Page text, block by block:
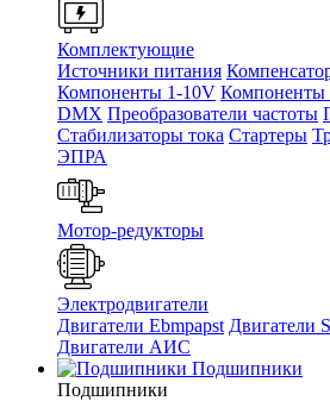
Комплектующие
Источники питания
Компоненты 1-10V Компоненты
DMX Преобразователи частоты
Стабилизаторы тока Стартеры
ЭПРА
Мотор-редукторы
Электродвигатели
Двигатели Ebmpapst Двигатели
Двигатели АИС
Подшипники
Подшипники